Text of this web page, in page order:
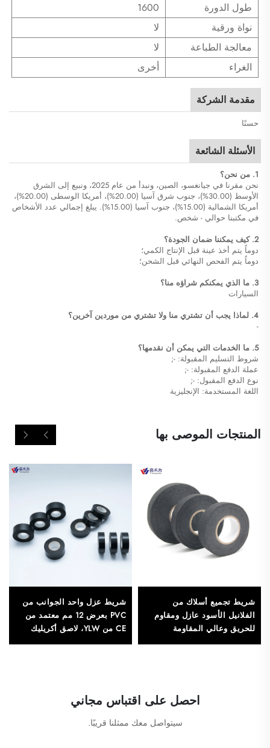
طول الدورة
1600
نواة ورقية
لا
معالجة الطباعة
لا
الغراء
أخرى
مقدمة الشركة
حسنًا
الأسئلة الشائعة
1. من نحن؟
نحن مقرنا في جيانغسو، الصين، ونبدأ من عام 2025، ونبيع إلى الشرق
الأوسط (30.00%)، جنوب شرق آسيا (20.00%)، أمريكا الوسطى (20.00%)،
أمريكا الشمالية (15.00%)، جنوب آسيا (15.00%). يبلغ إجمالي عدد الأشخاص
في مكتبنا حوالي - شخص.
2. كيف يمكننا ضمان الجودة؟
دوماً يتم أخذ عينة قبل الإنتاج الكمي؛
دوماً يتم الفحص النهائي قبل الشحن؛
3. ما الذي يمكنكم شراؤه منا؟
السيارات
4. لماذا يجب أن تشتري منا ولا تشتري من موردين آخرين؟
-
5. ما الخدمات التي يمكن أن نقدمها؟
شروط التسليم المقبولة: -;
عملة الدفع المقبولة: -;
نوع الدفع المقبول: -;
اللغة المستخدمة: الإنجليزية
المنتجات الموصى بها
شريط تجميع أسلاك من
الفلانيل الأسود عازل ومقاوم
للحريق وعالي المقاومة
للحرارة، من الدرجة المستخدمة
شريط عزل واحد الجوانب من
PVC بعرض 12 مم معتمد من
CE من YLW، لاصق أكريليك
مقاوم للماء، لختم الكراتين
احصل على اقتباس مجاني
سيتواصل معك ممثلنا قريبًا.